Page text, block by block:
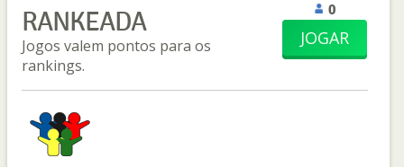
RANKEADA
Jogos valem pontos para os
rankings.
0
JOGAR